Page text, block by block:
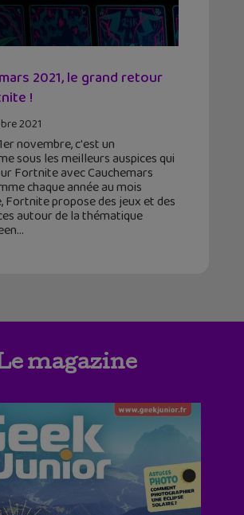
2021, le grand retour
!
2021
novembre, c'est un
sous les meilleurs auspices qui
Fortnite avec Cauchemars
chaque année au mois
Fortnite propose des jeux et des
autour de la thématique
magazine